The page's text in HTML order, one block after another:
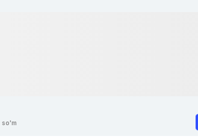
so'm